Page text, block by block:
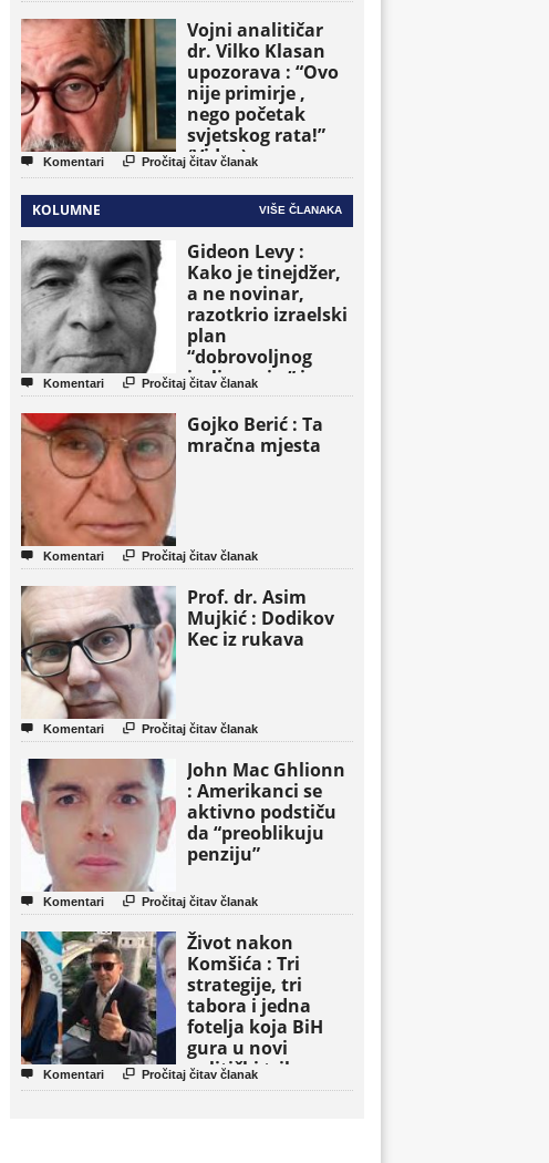
Vojni analitičar
dr. Vilko Klasan
upozorava : “Ovo
nije primirje ,
nego početak
svjetskog rata!”
(Video)
 Komentari  Pročitaj čitav članak
KOLUMNE VIŠE ČLANAKA
Gideon Levy :
Kako je tinejdžer,
a ne novinar,
razotkrio izraelski
plan
“dobrovoljnog
iseljavanja ” iz
Gaze
 Komentari  Pročitaj čitav članak
Gojko Berić : Ta
mračna mjesta
 Komentari  Pročitaj čitav članak
Prof. dr. Asim
Mujkić : Dodikov
Kec iz rukava
 Komentari  Pročitaj čitav članak
John Mac Ghlionn
: Amerikanci se
aktivno podstiču
da “preoblikuju
penziju”
 Komentari  Pročitaj čitav članak
Život nakon
Komšića : Tri
strategije, tri
tabora i jedna
fotelja koja BiH
gura u novi
politički triler
 Komentari  Pročitaj čitav članak